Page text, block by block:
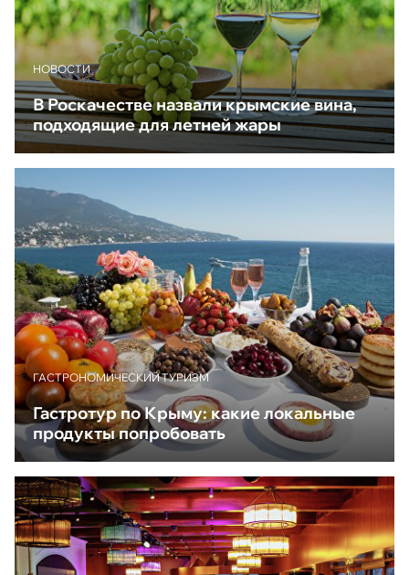
НОВОСТИ
В Роскачестве назвали крымские вина,
подходящие для летней жары
ГАСТРОНОМИЧЕСКИЙ ТУРИЗМ
Гастротур по Крыму: какие локальные
продукты попробовать